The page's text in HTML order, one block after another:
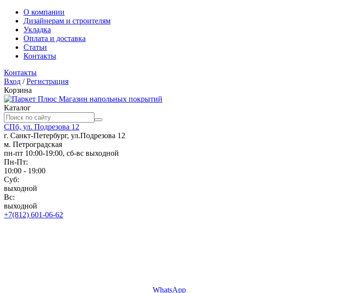
О компании
Дизайнерам и строителям
Укладка
Оплата и доставка
Статьи
Контакты
Контакты
Вход /Регистрация
Корзина
Магазин напольных покрытий
Каталог
СПб, ул. Подрезова 12
г. Санкт-Петербург, ул.Подрезова 12
м. Петроградская
пн-пт 10:00-19:00, сб-вс выходной
Пн-Пт:
10:00 - 19:00
Суб:
выходной
Вс:
выходной
+7(812) 601-06-62
WhatsApp